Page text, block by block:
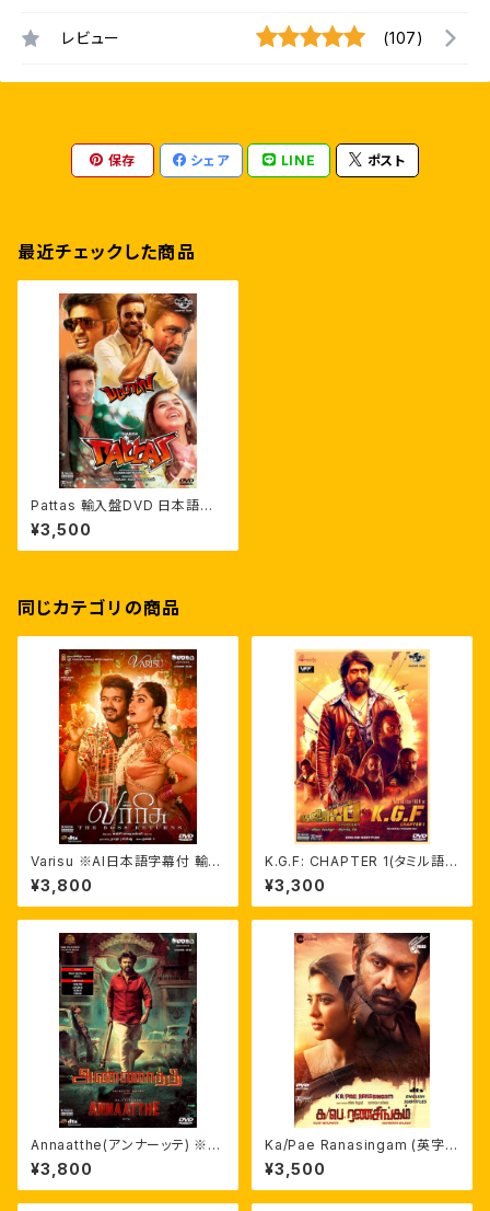
レビュー (107)
保存 シェア LINE ポスト
最近チェックした商品
Pattas 輸入盤DVD 日本語字
幕 ダヌシュ
¥3,500
同じカテゴリの商品
Varisu ※AI日本語字幕付 輸入
盤DVD
¥3,800
K.G.F: CHAPTER 1(タミル語
版・英語字幕)インド映画輸入盤
DVD
¥3,300
Annaatthe(アンナーッテ) ※日
本語字幕 自家製ライナーノーツ
付 輸入盤DVD
¥3,800
Ka/Pae Ranasingam (英字
幕)DVD
¥3,500